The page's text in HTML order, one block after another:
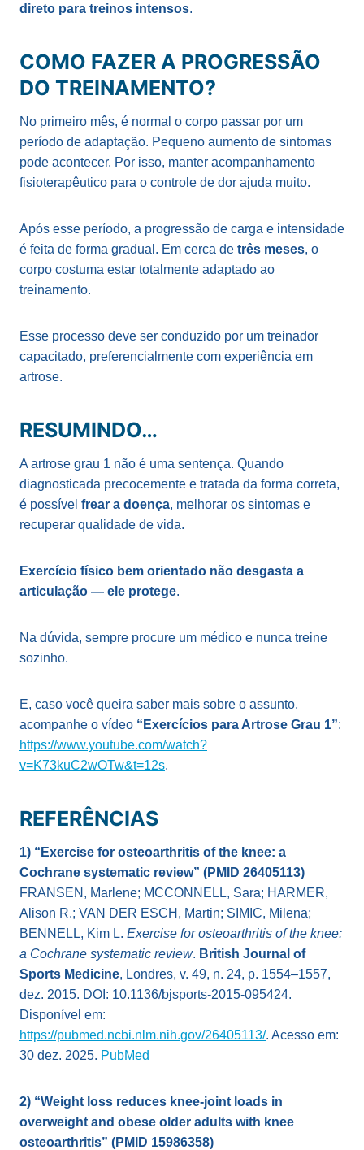
direto para treinos intensos.
COMO FAZER A PROGRESSÃO
DO TREINAMENTO?
No primeiro mês, é normal o corpo passar por um
período de adaptação. Pequeno aumento de sintomas
pode acontecer. Por isso, manter acompanhamento
fisioterapêutico para o controle de dor ajuda muito.
Após esse período, a progressão de carga e intensidade
é feita de forma gradual. Em cerca de três meses, o
corpo costuma estar totalmente adaptado ao
treinamento.
Esse processo deve ser conduzido por um treinador
capacitado, preferencialmente com experiência em
artrose.
RESUMINDO…
A artrose grau 1 não é uma sentença. Quando
diagnosticada precocemente e tratada da forma correta,
é possível frear a doença, melhorar os sintomas e
recuperar qualidade de vida.
Exercício físico bem orientado não desgasta a
articulação — ele protege.
Na dúvida, sempre procure um médico e nunca treine
sozinho.
E, caso você queira saber mais sobre o assunto,
acompanhe o vídeo “Exercícios para Artrose Grau 1”:
https://www.youtube.com/watch?
v=K73kuC2wOTw&t=12s.
REFERÊNCIAS
1) “Exercise for osteoarthritis of the knee: a
Cochrane systematic review” (PMID 26405113)
FRANSEN, Marlene; MCCONNELL, Sara; HARMER,
Alison R.; VAN DER ESCH, Martin; SIMIC, Milena;
BENNELL, Kim L. Exercise for osteoarthritis of the knee:
a Cochrane systematic review. British Journal of
Sports Medicine, Londres, v. 49, n. 24, p. 1554–1557,
dez. 2015. DOI: 10.1136/bjsports-2015-095424.
Disponível em:
https://pubmed.ncbi.nlm.nih.gov/26405113/. Acesso em:
30 dez. 2025. PubMed
2) “Weight loss reduces knee-joint loads in
overweight and obese older adults with knee
osteoarthritis” (PMID 15986358)